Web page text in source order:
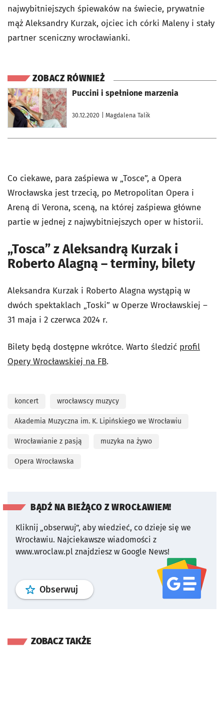
najwybitniejszych śpiewaków na świecie, prywatnie
mąż Aleksandry Kurzak, ojciec ich córki Maleny i stały
partner sceniczny wrocławianki.
ZOBACZ RÓWNIEŻ
Puccini i spełnione marzenia
30.12.2020 | Magdalena Talik
otworzy się w nowej karcie
Co ciekawe, para zaśpiewa w „Tosce”, a Opera
Wrocławska jest trzecią, po Metropolitan Opera i
Areną di Verona, sceną, na której zaśpiewa główne
partie w jednej z najwybitniejszych oper w historii.
„Tosca” z Aleksandrą Kurzak i
Roberto Alagną – terminy, bilety
Aleksandra Kurzak i Roberto Alagna wystąpią w
dwóch spektaklach „Toski” w Operze Wrocławskiej –
31 maja i 2 czerwca 2024 r.
Bilety będą dostępne wkrótce. Warto śledzić profil
Opery Wrocławskiej na FB.
koncert wrocławscy muzycy
Akademia Muzyczna im. K. Lipińskiego we Wrocławiu
Wrocławianie z pasją muzyka na żywo
Opera Wrocławska
BĄDŹ NA BIEŻĄCO Z WROCŁAWIEM!
Kliknij „obserwuj”, aby wiedzieć, co dzieje się we
Wrocławiu. Najciekawsze wiadomości z
www.wroclaw.pl znajdziesz w Google News!
Obserwuj profil serwisu
ZOBACZ TAKŻE